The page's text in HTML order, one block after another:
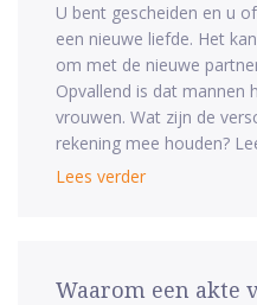
U bent gescheiden en u
een nieuwe liefde. Het
om met de nieuwe
Opvallend is dat mannen
vrouwen. Wat zijn de
rekening mee houden?
Lees verder
Waarom een akte